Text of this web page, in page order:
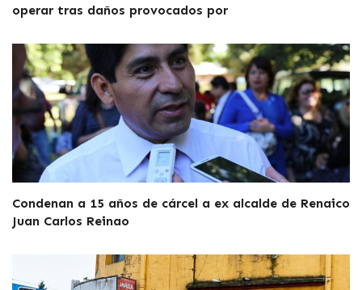
operar tras daños provocados por
Condenan a 15 años de cárcel a ex alcalde de Renaico
Juan Carlos Reinao